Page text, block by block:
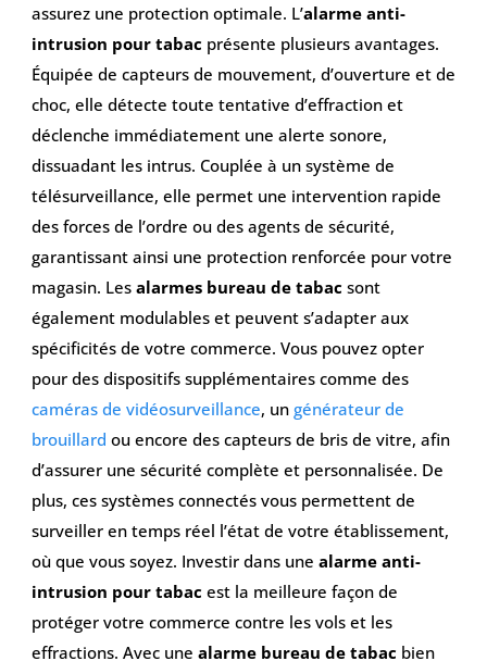
assurez une protection optimale. L’alarme anti-
intrusion pour tabac présente plusieurs avantages.
Équipée de capteurs de mouvement, d’ouverture et de
choc, elle détecte toute tentative d’effraction et
déclenche immédiatement une alerte sonore,
dissuadant les intrus. Couplée à un système de
télésurveillance, elle permet une intervention rapide
des forces de l’ordre ou des agents de sécurité,
garantissant ainsi une protection renforcée pour votre
magasin. Les alarmes bureau de tabac sont
également modulables et peuvent s’adapter aux
spécificités de votre commerce. Vous pouvez opter
pour des dispositifs supplémentaires comme des
caméras de vidéosurveillance, un générateur de
brouillard ou encore des capteurs de bris de vitre, afin
d’assurer une sécurité complète et personnalisée. De
plus, ces systèmes connectés vous permettent de
surveiller en temps réel l’état de votre établissement,
où que vous soyez. Investir dans une alarme anti-
intrusion pour tabac est la meilleure façon de
protéger votre commerce contre les vols et les
effractions. Avec une alarme bureau de tabac bien